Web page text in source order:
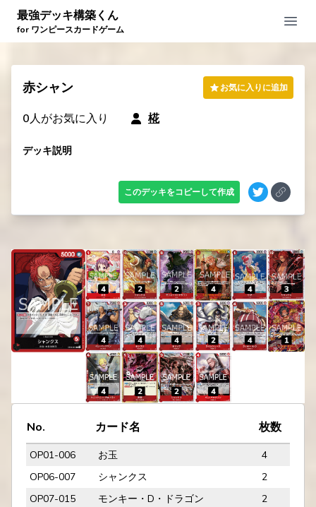
最強デッキ構築くん
for ワンピースカードゲーム
赤シャン お気に入りに追加
0人がお気に入り 椛
デッキ説明
このデッキをコピーして作成
No. カード名 枚数
OP01-006 お玉
4
OP06-007
シャンクス
2
OP07-015
モンキー・D・ドラゴン
2